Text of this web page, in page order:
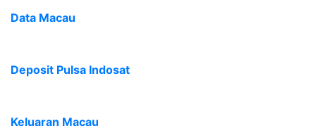
Data Macau
Deposit Pulsa Indosat
Keluaran Macau